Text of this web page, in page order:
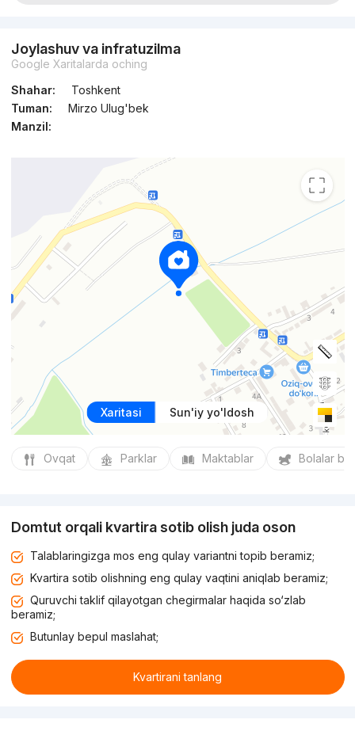
Joylashuv va infratuzilma
Google Xaritalarda oching
Shahar:
Toshkent
Tuman:
Mirzo Ulug'bek
Manzil:
Xaritasi Sun'iy yo'ldosh
Ovqat Parklar Maktablar Bolalar
Domtut orqali kvartira sotib olish juda oson
Talablaringizga mos eng qulay variantni topib beramiz;
Kvartira sotib olishning eng qulay vaqtini aniqlab beramiz;
Quruvchi taklif qilayotgan chegirmalar haqida so‘zlab
beramiz;
Butunlay bepul maslahat;
Kvartirani tanlang